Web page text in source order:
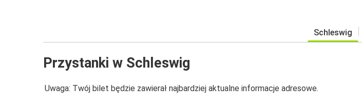
Schleswig
Przystanki w Schleswig
Uwaga: Twój bilet będzie zawierał najbardziej aktualne informacje adresowe.